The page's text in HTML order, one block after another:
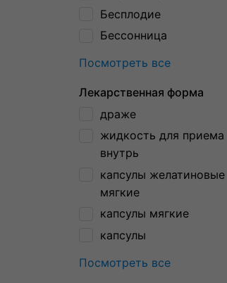
Бесплодие
Бессонница
Посмотреть все
Лекарственная форма
драже
жидкость для приема
внутрь
капсулы желатиновые
мягкие
капсулы мягкие
капсулы
Посмотреть все